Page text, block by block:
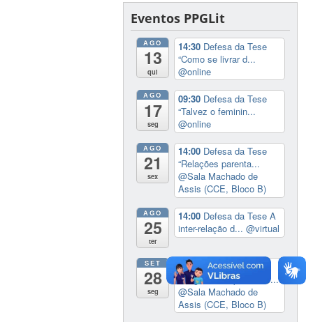
Eventos PPGLit
AGO
13
qui
14:30 Defesa da Tese
“Como se livrar d...
@online
AGO
17
seg
09:30 Defesa da Tese
“Talvez o feminin...
@online
AGO
21
sex
14:00 Defesa da Tese
“Relações parenta...
@Sala Machado de
Assis (CCE, Bloco B)
AGO
25
ter
14:00 Defesa da Tese A
inter-relação d...@virtual
SET
28
seg
dia inteiro
Seminário
Imaginar o impossível ...
@Sala Machado de
Assis (CCE, Bloco B)